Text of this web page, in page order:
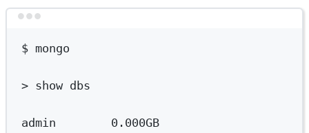
$ mongo
> show dbs
admin
0.000GB